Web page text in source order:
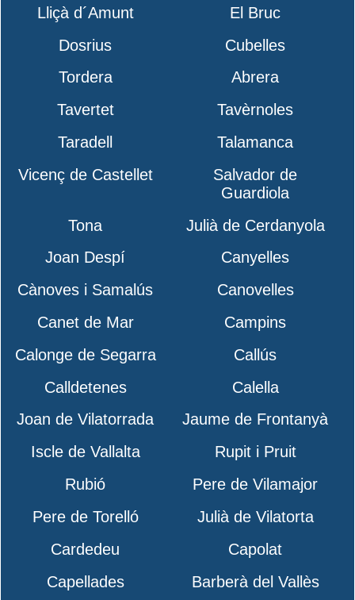
Lliçà d´Amunt
El Bruc
Dosrius
Cubelles
Tordera
Abrera
Tavertet
Tavèrnoles
Taradell
Talamanca
Vicenç de Castellet
Salvador de
Guardiola
Tona
Julià de Cerdanyola
Joan Despí
Canyelles
Cànoves i Samalús
Canovelles
Canet de Mar
Campins
Calonge de Segarra
Callús
Calldetenes
Calella
Joan de Vilatorrada
Jaume de Frontanyà
Iscle de Vallalta
Rupit i Pruit
Rubió
Pere de Vilamajor
Pere de Torelló
Julià de Vilatorta
Cardedeu
Capolat
Capellades
Barberà del Vallès